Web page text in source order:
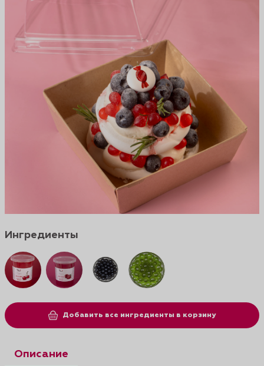
Ингредиенты
Добавить все ингредиенты в корзину
Описание